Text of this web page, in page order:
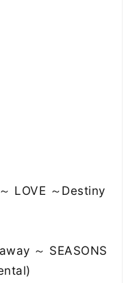
LOVE ～Destiny
～ SEASONS